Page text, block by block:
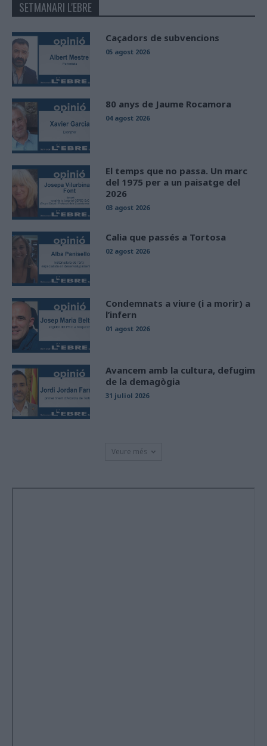
SETMANARI L'EBRE
Caçadors de subvencions
05 agost 2026
80 anys de Jaume Rocamora
04 agost 2026
El temps que no passa. Un marc
del 1975 per a un paisatge del
2026
03 agost 2026
Calia que passés a Tortosa
02 agost 2026
Condemnats a viure (i a morir) a
l’infern
01 agost 2026
Avancem amb la cultura, defugim
de la demagògia
31 juliol 2026
Veure més